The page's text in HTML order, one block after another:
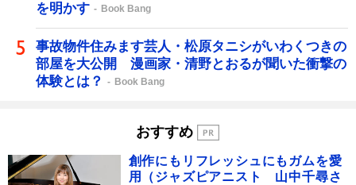
を明かす
Book Bang
事故物件住みます芸人・松原タニシがいわくつきの
部屋を大公開 漫画家・清野とおるが聞いた衝撃の
体験とは？
Book Bang
おすすめ
創作にもリフレッシュにもガムを愛
用（ジャズピアニスト 山中千尋さ